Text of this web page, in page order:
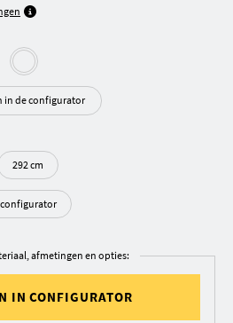
in de configurator
292 cm
configurator
afmetingen en opties:
IN CONFIGURATOR